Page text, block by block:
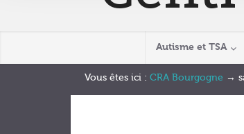
Autisme et TSA
Vous êtes ici : CRA Bourgogne →